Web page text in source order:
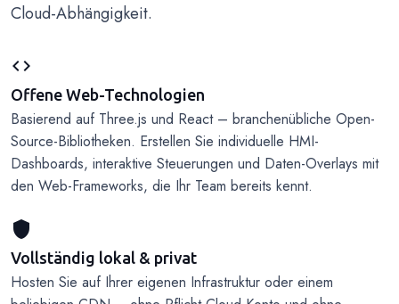
Cloud-Abhängigkeit.
code
Offene Web-Technologien
Basierend auf Three.js und React – branchenübliche Open-
Source-Bibliotheken. Erstellen Sie individuelle HMI-
Dashboards, interaktive Steuerungen und Daten-Overlays mit
den Web-Frameworks, die Ihr Team bereits kennt.
shield
Vollständig lokal & privat
Hosten Sie auf Ihrer eigenen Infrastruktur oder einem